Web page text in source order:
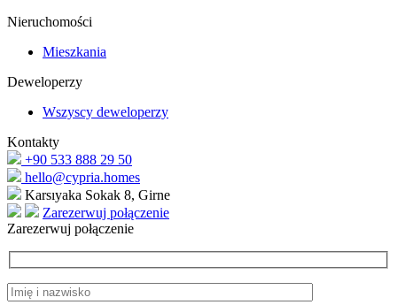
Nieruchomości
Mieszkania
Deweloperzy
Wszyscy deweloperzy
Kontakty
+90 533 888 29 50
hello@cypria.homes
Karsıyaka Sokak 8, Girne
Zarezerwuj połączenie
Zarezerwuj połączenie